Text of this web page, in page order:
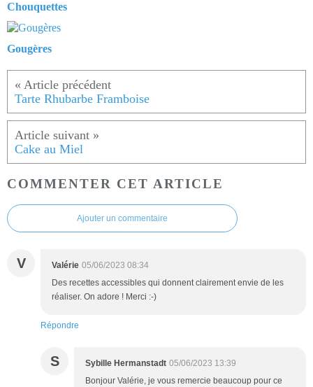
Chouquettes
Gougères
Tarte Rhubarbe Framboise
Cake au Miel
COMMENTER CET ARTICLE
Ajouter un commentaire
V Valérie 05/06/2023 08:34
Des recettes accessibles qui donnent clairement envie de les
réaliser. On adore ! Merci :-)
Répondre
S Sybille Hermanstadt 05/06/2023 13:39
Bonjour Valérie, je vous remercie beaucoup pour ce